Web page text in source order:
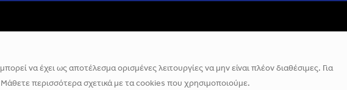
να έχει ως αποτέλεσμα ορισμένες λειτουργίες να μην είναι πλέον διαθέσιμες. Για
περισσότερα σχετικά με τα cookies που χρησιμοποιούμε.